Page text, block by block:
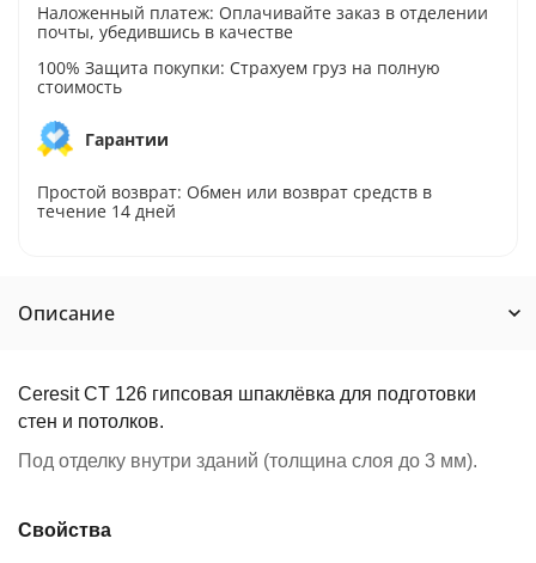
Наложенный платеж: Оплачивайте заказ в отделении
почты, убедившись в качестве
100% Защита покупки: Страхуем груз на полную
стоимость
Гарантии
Простой возврат: Обмен или возврат средств в
течение 14 дней
Описание
Ceresit CT 126 гипсовая шпаклёвка для подготовки
стен и потолков.
Под отделку внутри зданий (толщина слоя до 3 мм).
Свойства